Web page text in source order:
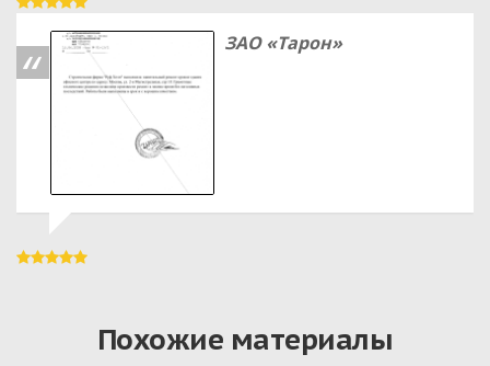
ЗАО «Тарон»
Похожие материалы